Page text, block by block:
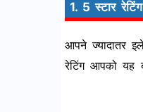
1. 5 स्टार
आपने ज्यादातर
रेटिंग आपको यह